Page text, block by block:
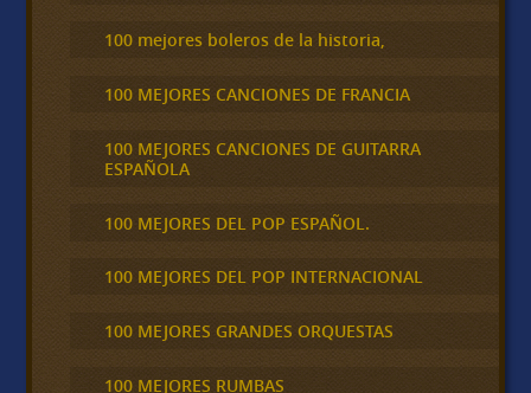
100 mejores boleros de la historia,
100 MEJORES CANCIONES DE FRANCIA
100 MEJORES CANCIONES DE GUITARRA
ESPAÑOLA
100 MEJORES DEL POP ESPAÑOL.
100 MEJORES DEL POP INTERNACIONAL
100 MEJORES GRANDES ORQUESTAS
100 MEJORES RUMBAS